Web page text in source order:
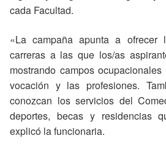
cada Facultad.
«La campaña apunta a ofrecer
carreras a las que los/as
mostrando campos
vocación y las profesiones.
conozcan los servicios del
deportes, becas y residencias
explicó la funcionaria.